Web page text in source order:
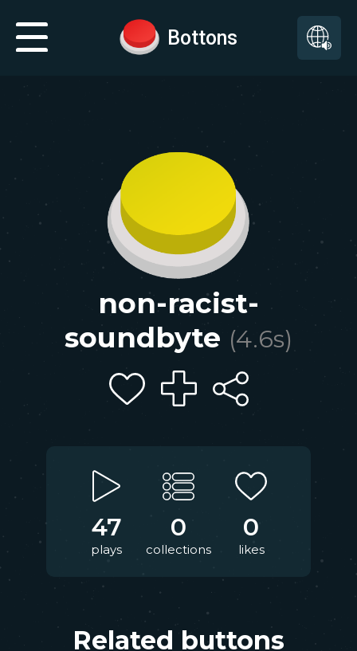
Bottons
non-racist-
soundbyte (4.6s)
47
plays
0
collections
0
likes
Related buttons